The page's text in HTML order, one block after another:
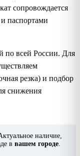
сопровождается
паспортами
по всей России. Для
резка) и подбор
снижения
наличие,
в вашем городе